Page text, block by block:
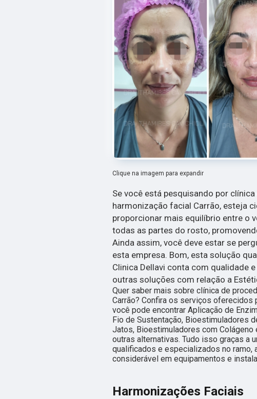
Clique na imagem para expandir
Se você está pesquisando por
harmonização facial Carrão, esteja
proporcionar mais equilíbrio entre o
todas as partes do rosto,
Ainda assim, você deve estar se
esta empresa. Bom, esta solução
Clinica Dellavi conta com qualidade
outras soluções com relação a
Quer saber mais sobre clínica de
Carrão? Confira os serviços oferecidos
você pode encontrar Aplicação de
Fio de Sustentação, Bioestimuladores
Jatos, Bioestimuladores com Colágeno
outras alternativas. Tudo isso graças a
qualificados e especializados no ramo,
considerável em equipamentos e
Harmonizações Faciais